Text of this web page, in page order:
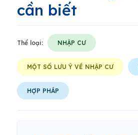
cần biết
Thể loại: NHẬP CƯ
MỘT SỐ LƯU Ý VỀ NHẬP CƯ
HỢP PHÁP